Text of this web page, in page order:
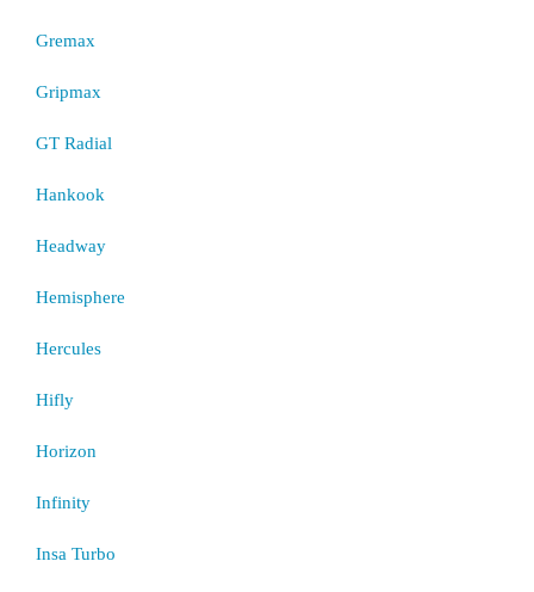
Gremax
Gripmax
GT Radial
Hankook
Headway
Hemisphere
Hercules
Hifly
Horizon
Infinity
Insa Turbo